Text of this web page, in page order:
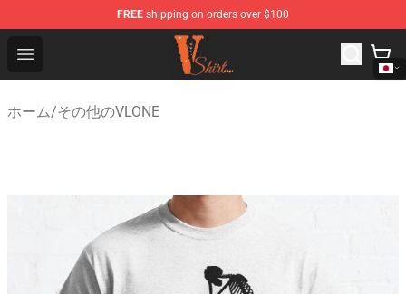
FREE shipping on orders over $100
Open menu
Vlone Shirt Store - Official Vlone Shirt Shop
ホーム/その他のVLONE